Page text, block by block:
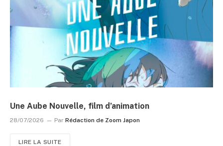
Une Aube Nouvelle, film d’animation
28/07/2026 Par Rédaction de Zoom Japon
LIRE LA SUITE